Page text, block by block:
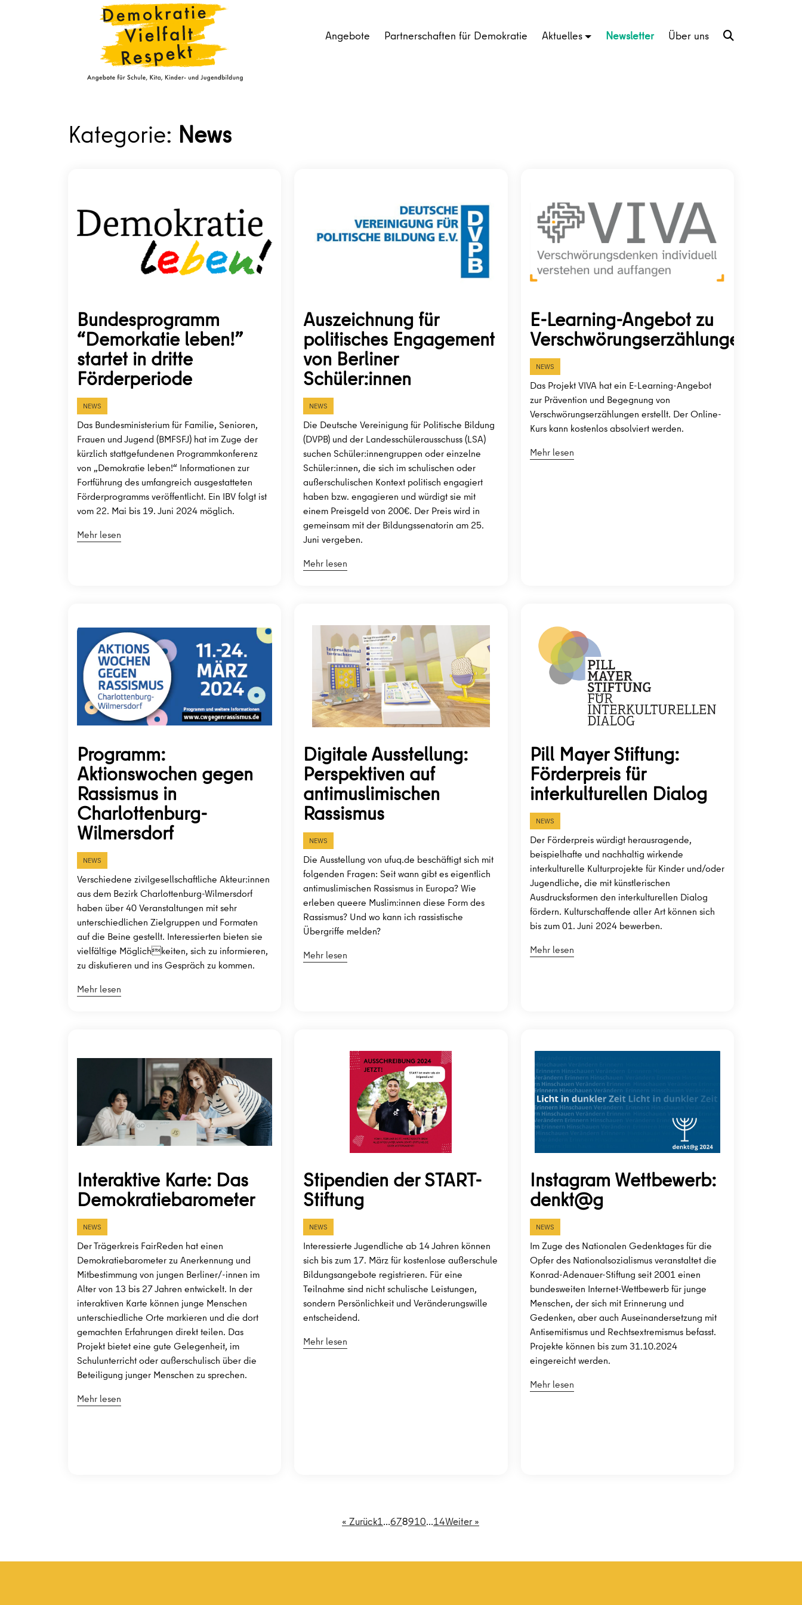
Angebote Partnerschaften für Demokratie Aktuelles Newsletter Über uns
Kategorie: News
Bundesprogramm
“Demorkatie leben!”
startet in dritte
Förderperiode
NEWS
Das Bundesministerium für Familie, Senioren,
Frauen und Jugend (BMFSFJ) hat im Zuge der
kürzlich stattgefundenen Programmkonferenz
von „Demokratie leben!“ Informationen zur
Fortführung des umfangreich ausgestatteten
Förderprogramms veröffentlicht. Ein IBV folgt ist
vom 22. Mai bis 19. Juni 2024 möglich.
Mehr lesen
Auszeichnung für
politisches Engagement
von Berliner
Schüler:innen
NEWS
Die Deutsche Vereinigung für Politische Bildung
(DVPB) und der Landesschülerausschuss (LSA)
suchen Schüler:innengruppen oder einzelne
Schüler:innen, die sich im schulischen oder
außerschulischen Kontext politisch engagiert
haben bzw. engagieren und würdigt sie mit
einem Preisgeld von 200€. Der Preis wird in
gemeinsam mit der Bildungssenatorin am 25.
Juni vergeben.
Mehr lesen
E-Learning-Angebot zu
Verschwörungserzählungen
NEWS
Das Projekt VIVA hat ein E-Learning-Angebot
zur Prävention und Begegnung von
Verschwörungserzählungen erstellt. Der Online-
Kurs kann kostenlos absolviert werden.
Mehr lesen
Programm:
Aktionswochen gegen
Rassismus in
Charlottenburg-
Wilmersdorf
NEWS
Verschiedene zivilgesellschaftliche Akteur:innen
aus dem Bezirk Charlottenburg-Wilmersdorf
haben über 40 Veranstaltungen mit sehr
unterschiedlichen Zielgruppen und Formaten
auf die Beine gestellt. Interessierten bieten sie
vielfältige Möglichkeiten, sich zu informieren,
zu diskutieren und ins Gespräch zu kommen.
Mehr lesen
Digitale Ausstellung:
Perspektiven auf
antimuslimischen
Rassismus
NEWS
Die Ausstellung von ufuq.de beschäftigt sich mit
folgenden Fragen: Seit wann gibt es eigentlich
antimuslimischen Rassismus in Europa? Wie
erleben queere Muslim:innen diese Form des
Rassismus? Und wo kann ich rassistische
Übergriffe melden?
Mehr lesen
Pill Mayer Stiftung:
Förderpreis für
interkulturellen Dialog
NEWS
Der Förderpreis würdigt herausragende,
beispielhafte und nachhaltig wirkende
interkulturelle Kulturprojekte für Kinder und/oder
Jugendliche, die mit künstlerischen
Ausdrucksformen den interkulturellen Dialog
fördern. Kulturschaffende aller Art können sich
bis zum 01. Juni 2024 bewerben.
Mehr lesen
Interaktive Karte: Das
Demokratiebarometer
NEWS
Der Trägerkreis FairReden hat einen
Demokratiebarometer zu Anerkennung und
Mitbestimmung von jungen Berliner/-innen im
Alter von 13 bis 27 Jahren entwickelt. In der
interaktiven Karte können junge Menschen
unterschiedliche Orte markieren und die dort
gemachten Erfahrungen direkt teilen. Das
Projekt bietet eine gute Gelegenheit, im
Schulunterricht oder außerschulisch über die
Beteiligung junger Menschen zu sprechen.
Mehr lesen
Stipendien der START-
Stiftung
NEWS
Interessierte Jugendliche ab 14 Jahren können
sich bis zum 17. März für kostenlose außerschule
Bildungsangebote registrieren. Für eine
Teilnahme sind nicht schulische Leistungen,
sondern Persönlichkeit und Veränderungswille
entscheidend.
Mehr lesen
Instagram Wettbewerb:
denkt@g
NEWS
Im Zuge des Nationalen Gedenktages für die
Opfer des Nationalsozialismus veranstaltet die
Konrad-Adenauer-Stiftung seit 2001 einen
bundesweiten Internet-Wettbewerb für junge
Menschen, der sich mit Erinnerung und
Gedenken, aber auch Auseinandersetzung mit
Antisemitismus und Rechtsextremismus befasst.
Projekte können bis zum 31.10.2024
eingereicht werden.
Mehr lesen
« Zurück1…678910…14Weiter »